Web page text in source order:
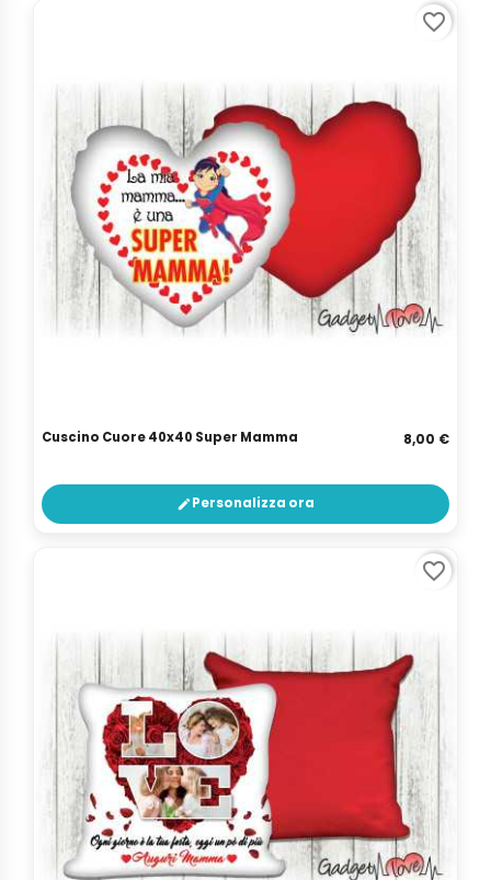
Cuscino Cuore 40x40 Super Mamma 8,00 €
editPersonalizza ora
favorite_border
favorite_border